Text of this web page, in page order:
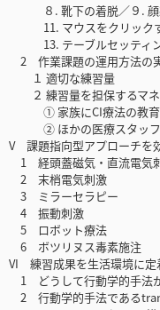
８. 靴下の着脱／９. 顔
11. マウスをクリックす
13. テーブルセッティン
2 作業課題の運用方法の
１ 適切な練習量
２ 練習量を担保するマネ
① 家族にCI療法の教育
② ほかの医療スタッフ
V 課題指向型アプローチを
1 経頭蓋磁気・直流電気
2 末梢電気刺激
3 ミラーセラピー
4 振動刺激
5 ロボット療法
6 ボツリヌス毒素施注
VI 練習成果を生活環境に定
1 どうして行動学的手法
2 行動学的手法である